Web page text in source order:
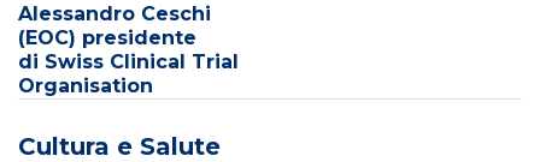
Alessandro Ceschi
(EOC) presidente
di Swiss Clinical Trial
Organisation
Cultura e Salute